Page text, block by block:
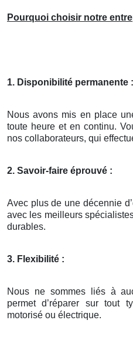
Pourquoi choisir notre
1. Disponibilité permanente :
Nous avons mis en place
toute heure et en continu.
nos collaborateurs, qui
2. Savoir-faire éprouvé :
Avec plus de une décennie
avec les meilleurs
durables.
3. Flexibilité :
Nous ne sommes liés à
permet d’réparer sur tout
motorisé ou électrique.